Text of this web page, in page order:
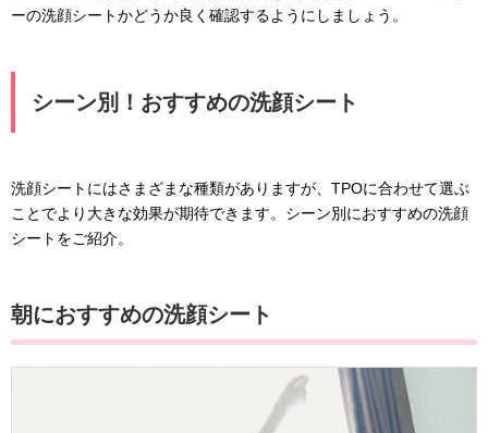
ーの洗顔シートかどうか良く確認するようにしましょう。
シーン別！おすすめの洗顔シート
洗顔シートにはさまざまな種類がありますが、TPOに合わせて選ぶ
ことでより大きな効果が期待できます。シーン別におすすめの洗顔
シートをご紹介。
朝におすすめの洗顔シート